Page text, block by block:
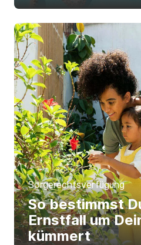
Sorgerechtsverfügung
So bestimmst
Ernstfall um
kümmert